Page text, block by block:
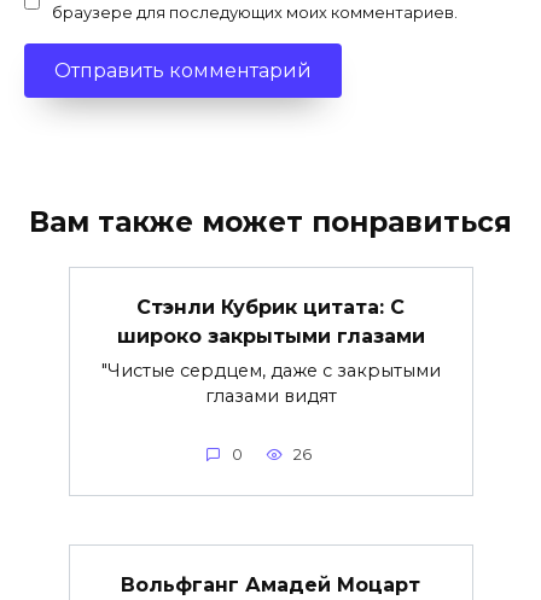
браузере для последующих моих комментариев.
Вам также может понравиться
Стэнли Кубрик цитата: С
широко закрытыми глазами
"Чистые сердцем, даже с закрытыми
глазами видят
0 26
Вольфганг Амадей Моцарт